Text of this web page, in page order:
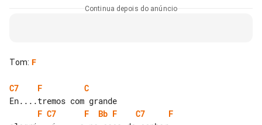
Continua depois do anúncio
Tom: F
C7 F
C
F C7 F Bb F C7
F